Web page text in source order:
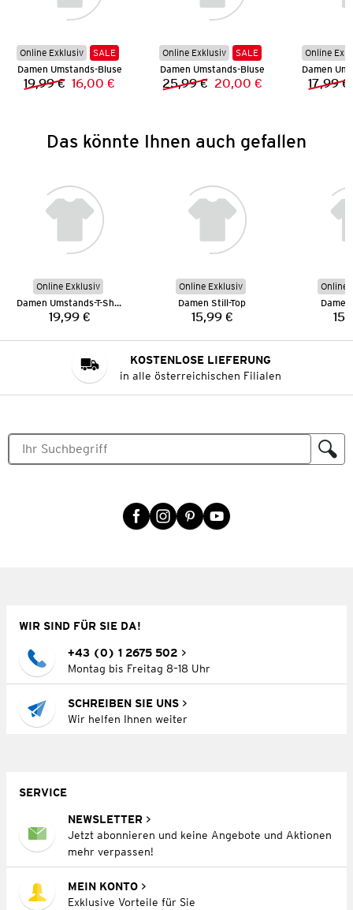
Online Exklusiv
SALE
Damen Umstands-Bluse
Vorheriger Preis:
19,99 € Neuer Preis:
16,00 €
Online Exklusiv
SALE
Damen Umstands-Bluse
Vorheriger Preis:
25,99 € Neuer Preis:
20,00 €
Online
17,99 €
Das könnte Ihnen auch gefallen
Online Exklusiv
Damen Umstands-T-Shirt
Preis:
19,99 €
Online Exklusiv
Damen Still-Top
Preis:
15,99 €
Online
KOSTENLOSE LIEFERUNG
in alle österreichischen Filialen
WIR SIND FÜR SIE DA!
+43 (0) 1 2675 502
Montag bis Freitag 8–18 Uhr
SCHREIBEN SIE UNS
Wir helfen Ihnen weiter
SERVICE
NEWSLETTER
Jetzt abonnieren und keine Angebote und Aktionen
mehr verpassen!
MEIN KONTO
Exklusive Vorteile für Sie